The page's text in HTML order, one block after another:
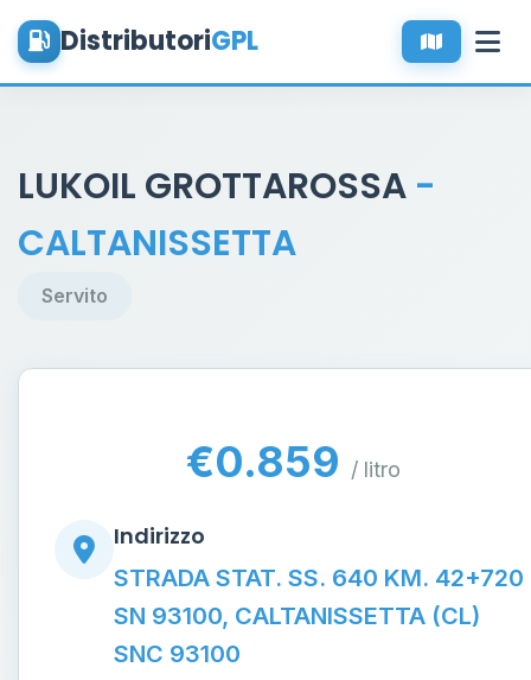
DistributoriGPL
LUKOIL GROTTAROSSA -
CALTANISSETTA
Servito
€0.859 / litro
Indirizzo
STRADA STAT. SS. 640 KM. 42+720
SN 93100, CALTANISSETTA (CL)
SNC 93100